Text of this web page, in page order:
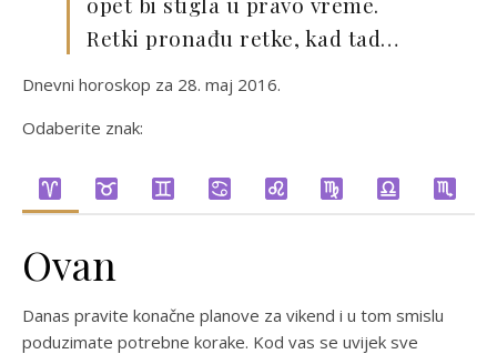
Retki pronađu retke, kad tad…
Dnevni horoskop za 28. maj 2016.
Odaberite znak:
Ovan
Danas pravite konačne planove za vikend i u tom smislu
poduzimate potrebne korake. Kod vas se uvijek sve